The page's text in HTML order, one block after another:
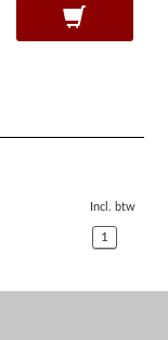
Incl. btw
1